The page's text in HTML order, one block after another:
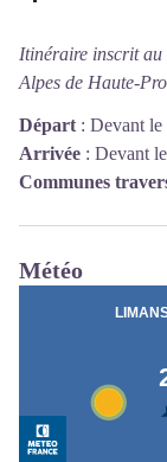
Itinéraire inscrit au
Alpes de Haute-
Départ : Devant le
Arrivée : Devant
Communes
Météo